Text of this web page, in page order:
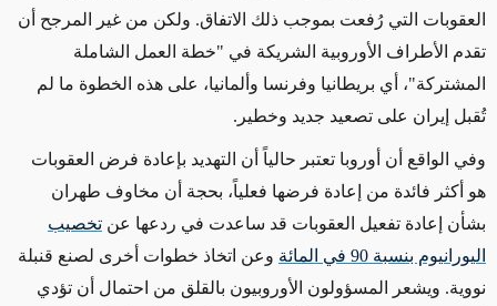
العقوبات التي رُفعت بموجب ذلك الاتفاق. ولكن من غير المرجح أن
تقدم الأطراف الأوروبية الشريكة في "خطة العمل الشاملة
المشتركة"، أي بريطانيا وفرنسا وألمانيا، على هذه الخطوة ما لم
تُقبل إيران على تصعيد جديد وخطير.
وفي الواقع أن أوروبا تعتبر حالياً أن التهديد بإعادة فرض العقوبات
هو أكثر فائدة من إعادة فرضها فعلياً، بحجة أن مخاوف طهران
بشأن إعادة تفعيل العقوبات قد ساعدت في ردعها عن تخصيب
اليورانيوم بنسبة 90 في المائة
وعن اتخاذ خطوات أخرى لصنع قنبلة
نووية. ويشعر المسؤولون الأوروبيون بالقلق من احتمال أن تؤدي